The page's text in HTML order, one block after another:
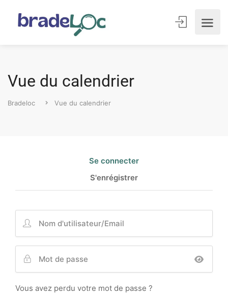
Vue du calendrier
Bradeloc Vue du calendrier
Se connecter
S'enrégistrer
Vous avez perdu votre mot de passe ?